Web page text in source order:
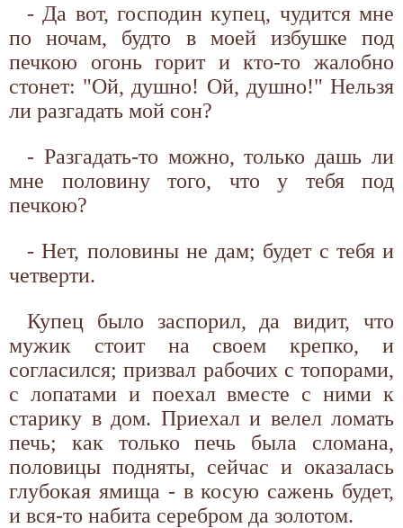
- Да вот, господин купец, чудится мне
по ночам, будто в моей избушке под
печкою огонь горит и кто-то жалобно
стонет: "Ой, душно! Ой, душно!" Нельзя
ли разгадать мой сон?
- Разгадать-то можно, только дашь ли
мне половину того, что у тебя под
печкою?
- Нет, половины не дам; будет с тебя и
четверти.
Купец было заспорил, да видит, что
мужик стоит на своем крепко, и
согласился; призвал рабочих с топорами,
с лопатами и поехал вместе с ними к
старику в дом. Приехал и велел ломать
печь; как только печь была сломана,
половицы подняты, сейчас и оказалась
глубокая ямища - в косую сажень будет,
и вся-то набита серебром да золотом.